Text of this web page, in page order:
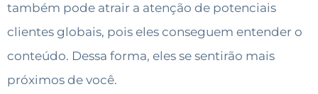
também pode atrair a atenção de potenciais
clientes globais, pois eles conseguem entender o
conteúdo. Dessa forma, eles se sentirão mais
próximos de você.